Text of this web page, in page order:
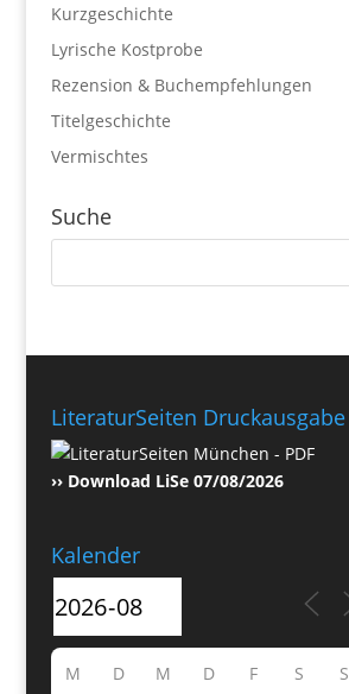
Kurzgeschichte
Lyrische Kostprobe
Rezension & Buchempfehlungen
Titelgeschichte
Vermischtes
Suche
LiteraturSeiten Druckausgabe
›› Download LiSe 07/08/2026
Kalender
M D M D F S S